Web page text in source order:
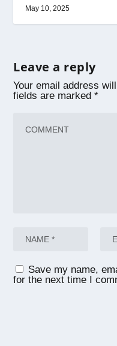
May 10, 2025
Leave a reply
Your email address
fields are marked*
Save my name,
for the next time I